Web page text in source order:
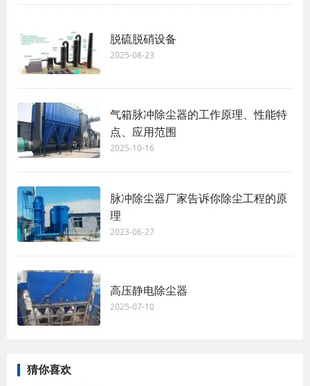
脱硫脱硝设备
2025-08-23
气箱脉冲除尘器的工作原理、性能特
点、应用范围
2025-10-16
脉冲除尘器厂家告诉你除尘工程的原
理
2023-06-27
高压静电除尘器
2025-07-10
猜你喜欢